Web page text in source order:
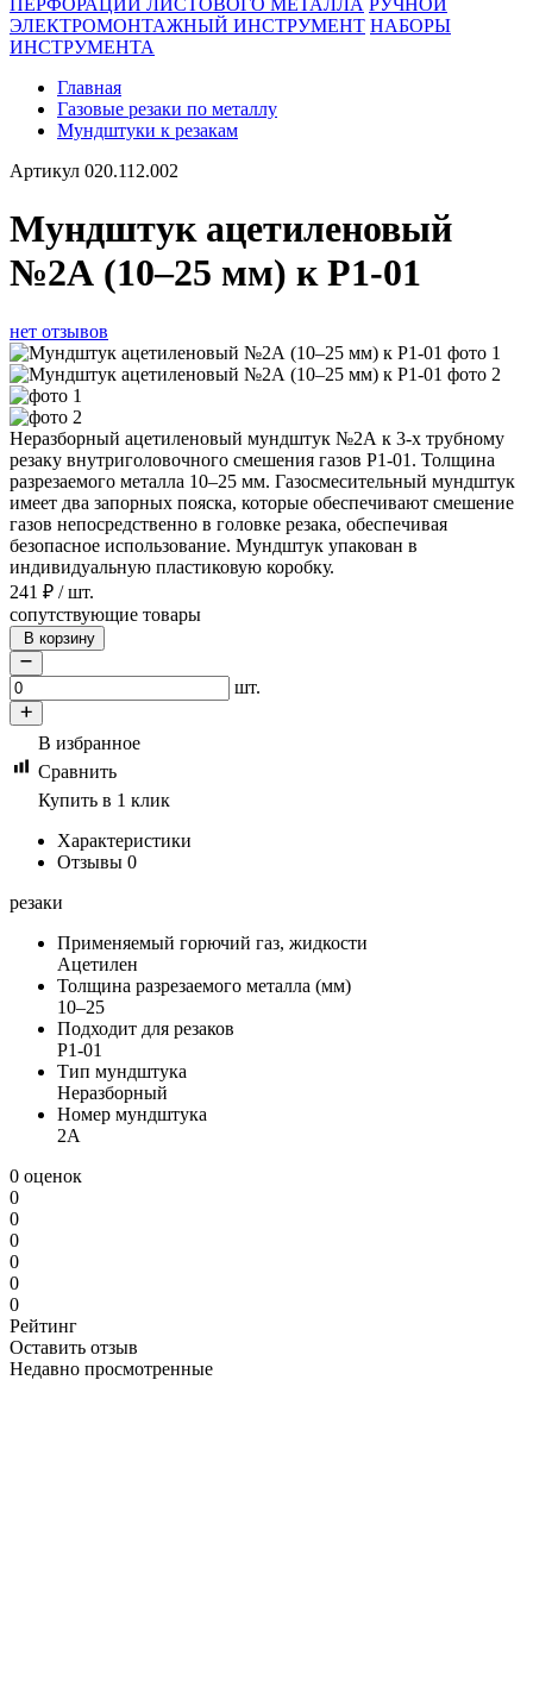
ПЕРФОРАЦИИ ЛИСТОВОГО МЕТАЛЛА РУЧНОЙ
ЭЛЕКТРОМОНТАЖНЫЙ ИНСТРУМЕНТ НАБОРЫ
ИНСТРУМЕНТА
Главная
Газовые резаки по металлу
Мундштуки к резакам
Артикул 020.112.002
Мундштук ацетиленовый
№2А (10–25 мм) к Р1-01
нет отзывов
Неразборный ацетиленовый мундштук №2А к 3-х трубному
резаку внутриголовочного смешения газов Р1-01. Толщина
разрезаемого металла 10–25 мм. Газосмесительный мундштук
имеет два запорных пояска, которые обеспечивают смешение
газов непосредственно в головке резака, обеспечивая
безопасное использование. Мундштук упакован в
индивидуальную пластиковую коробку.
241 ₽ /шт.
сопутствующие товары
В корзину
шт.
В избранное
Сравнить
Купить в 1 клик
Характеристики
Отзывы 0
резаки
Применяемый горючий газ, жидкости
Ацетилен
Толщина разрезаемого металла (мм)
10–25
Подходит для резаков
Р1-01
Тип мундштука
Неразборный
Номер мундштука
2А
0 оценок
0
0
0
0
0
0
Рейтинг
Оставить отзыв
Недавно просмотренные